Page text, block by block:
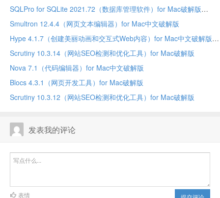
SQLPro for SQLite 2021.72（数据库管理软件）for Mac破解版
Smultron 12.4.4（网页文本编辑器）for Mac中文破解版
Hype 4.1.7（创建美丽动画和交互式Web内容）for Mac中文破解版
Scrutiny 10.3.14（网站SEO检测和优化工具）for Mac破解版
Nova 7.1（代码编辑器）for Mac中文破解版
Blocs 4.3.1（网页开发工具）for Mac破解版
Scrutiny 10.3.12（网站SEO检测和优化工具）for Mac破解版
发表我的评论
表情